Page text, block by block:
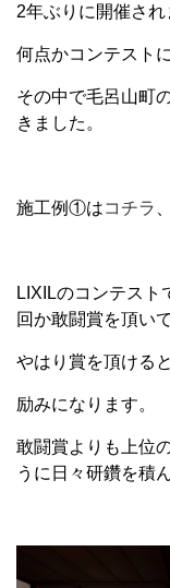
2年ぶりに開催され
何点かコンテスト
その中で毛呂山町
きました。
施工例①はコチラ
LIXILのコンテスト
回か敢闘賞を頂い
やはり賞を頂ける
励みになります。
敢闘賞よりも上位
うに日々研鑽を積